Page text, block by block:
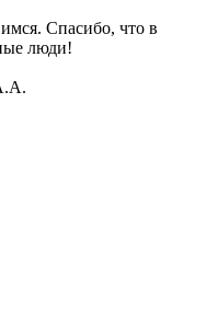
Спасибо, что в
люди!